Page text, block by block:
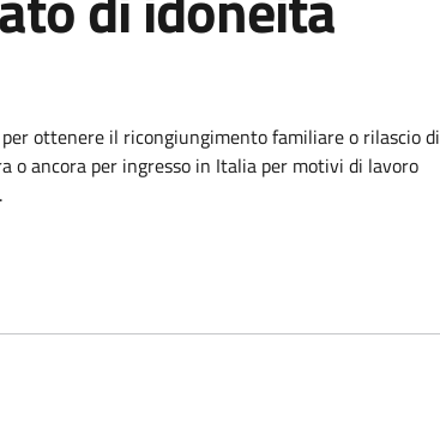
ottenere il ricongiungimento familiare o rilascio di
o ancora per ingresso in Italia per motivi di lavoro